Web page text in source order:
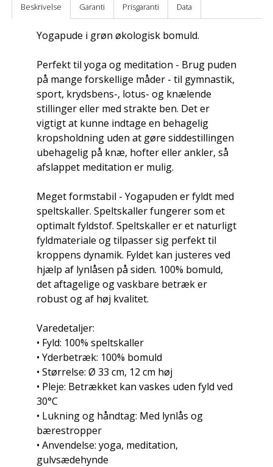
Beskrivelse Garanti Prisgaranti Data
Yogapude i grøn økologisk bomuld.
Perfekt til yoga og meditation - Brug puden
på mange forskellige måder - til gymnastik,
sport, krydsbens-, lotus- og knælende
stillinger eller med strakte ben. Det er
vigtigt at kunne indtage en behagelig
kropsholdning uden at gøre siddestillingen
ubehagelig på knæ, hofter eller ankler, så
afslappet meditation er mulig.
Meget formstabil - Yogapuden er fyldt med
speltskaller. Speltskaller fungerer som et
optimalt fyldstof. Speltskaller er et naturligt
fyldmateriale og tilpasser sig perfekt til
kroppens dynamik. Fyldet kan justeres ved
hjælp af lynlåsen på siden. 100% bomuld,
det aftagelige og vaskbare betræk er
robust og af høj kvalitet.
Varedetaljer:
• Fyld: 100% speltskaller
• Yderbetræk: 100% bomuld
• Størrelse: Ø 33 cm, 12 cm høj
• Pleje: Betrækket kan vaskes uden fyld ved
30°C
• Lukning og håndtag: Med lynlås og
bærestropper
• Anvendelse: yoga, meditation,
gulvsædehynde